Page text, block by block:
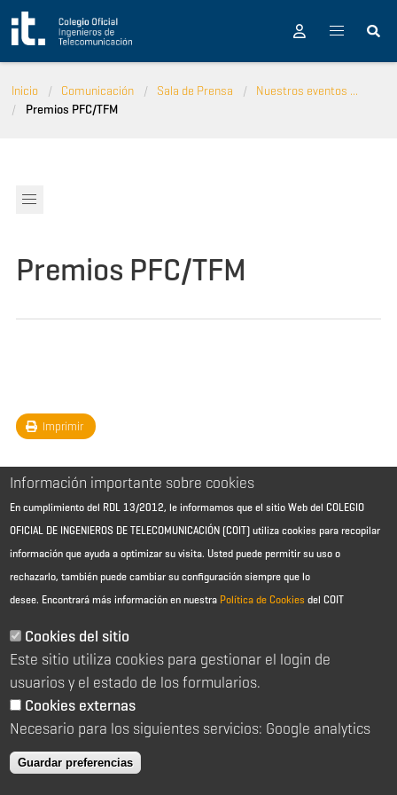
Pasar al contenido principal
Inicio Comunicación Sala de Prensa
Nuestros eventos ...
Premios PFC/TFM
Premios PFC/TFM
Imprimir
Aviso Legal - Información general
Política de cookies
Política de reembolso
Sitemap
C/ Almagro 2 1º Izqda 28010 Madrid
91 391 10 66
coit@coit.es
Información importante sobre cookies
En cumplimiento del RDL 13/2012, le informamos que el sitio Web del COLEGIO
OFICIAL DE INGENIEROS DE TELECOMUNICACIÓN (COIT) utiliza cookies para recopilar
información que ayuda a optimizar su visita. Usted puede permitir su uso o
rechazarlo, también puede cambiar su configuración siempre que lo
desee. Encontrará más información en nuestra Política de Cookies del COIT
Cookies del sitio
Este sitio utiliza cookies para gestionar el login de
usuarios y el estado de los formularios.
Cookies externas
Necesario para los siguientes servicios: Google analytics
Guardar preferencias